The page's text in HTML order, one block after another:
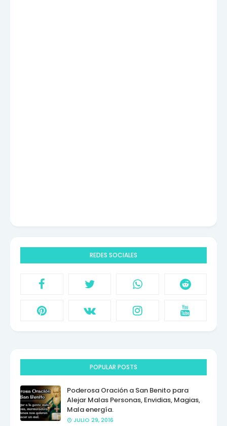
REDES SOCIALES
POPULAR POSTS
Poderosa Oración a San Benito para
Alejar Malas Personas, Envidias, Magias,
Mala energía.
JULIO 29, 2016